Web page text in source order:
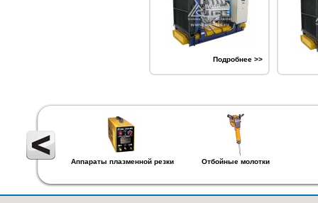
Подробнее >>
Аппараты плазменной резки Отбойные молотки